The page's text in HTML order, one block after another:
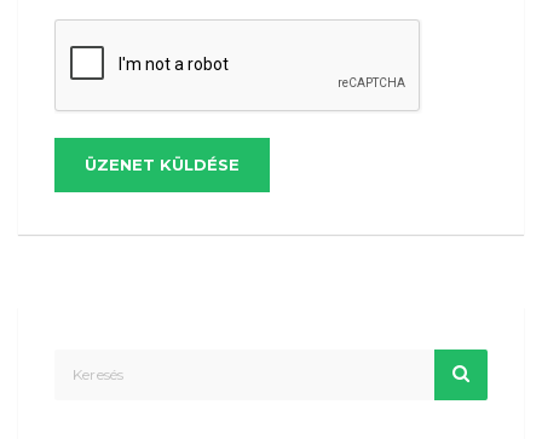
ÜZENET KÜLDÉSE